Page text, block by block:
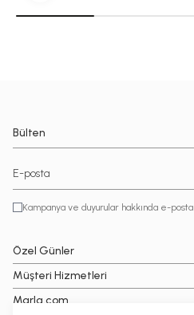
Bülten
Kampanya ve duyurular hakkında e-
Özel Günler
Müşteri Hizmetleri
Marla.com